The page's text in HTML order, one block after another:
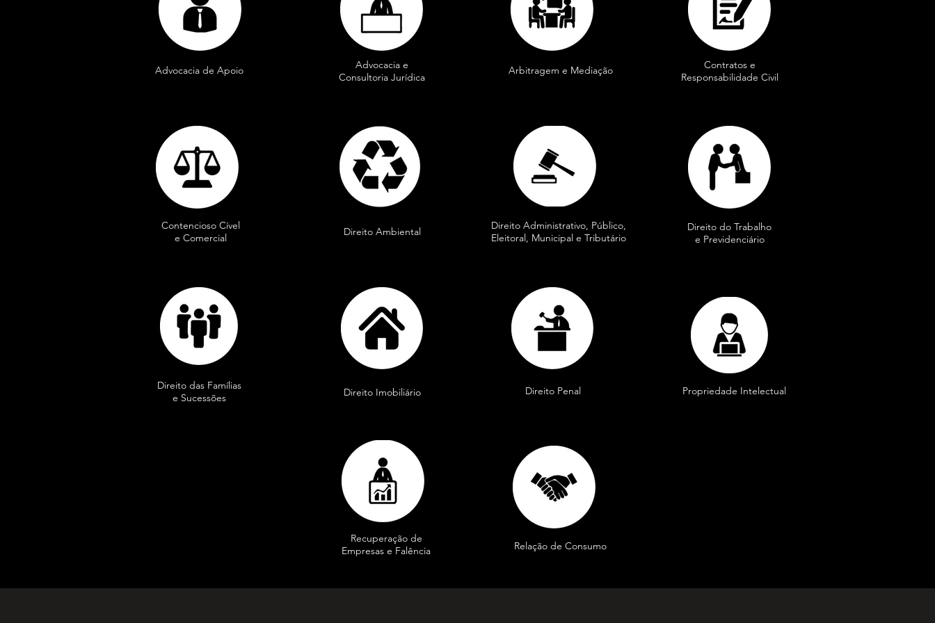
Advocacia de Apoio
Advocacia e
Consultoria Jurídica
Arbitragem e Mediação
Contratos e
Responsabilidade Civil
Contencioso Cível
e Comercial
Direito Ambiental
Direito Administrativo, Público,
Eleitoral, Municipal e Tributário
Direito do Trabalho
e Previdenciário
Direito das Famílias
e Sucessões
Direito Imobiliário Direito Penal Propriedade Intelectual
Recuperação de
Empresas e Falência
Relação de Consumo